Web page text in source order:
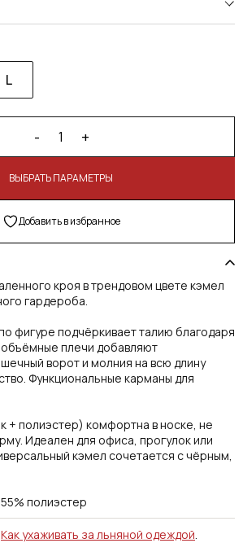
L
- 1 +
В КОРЗИНУ
Добавить в избранное
кроя в трендовом цвете кэмел
гардероба.
фигуре подчёркивает талию благодаря
плечи добавляют
ворот и молния на всю длину
Функциональные карманы для
+ полиэстер) комфортна в носке, не
Идеален для офиса, прогулок или
кэмел сочетается с чёрным,
полиэстер
Как ухаживать за льняной одеждой.